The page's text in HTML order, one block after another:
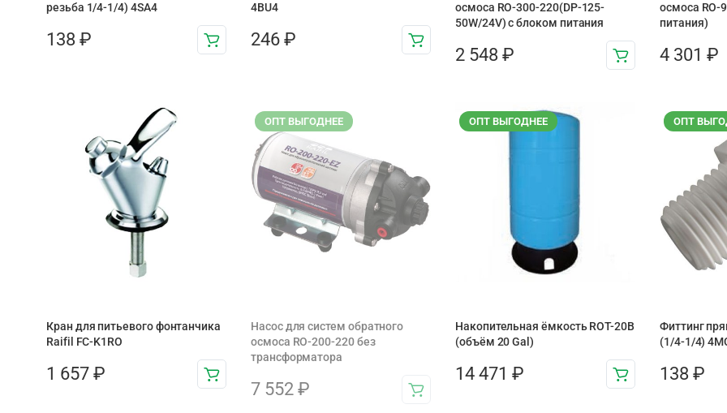
резьба 1/4-1/4) 4SA4
138 ₽
4BU4
246 ₽
осмоса RO-300-220(DP-125-
50W/24V) с блоком питания
2 548 ₽
осмоса RO-
питания)
4 301 ₽
Кран для питьевого фонтанчика
Raifil FC-K1RO
1 657 ₽
ОПТ ВЫГОДНЕЕ
Насос для систем обратного
осмоса RO-200-220 без
трансформатора
7 552 ₽
ОПТ ВЫГОДНЕЕ
Накопительная ёмкость ROT-20B
(объём 20 Gal)
14 471 ₽
ОПТ
Фиттинг
(1/4-1/4)
138 ₽